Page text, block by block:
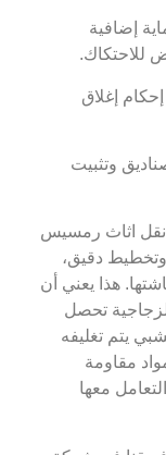
إضافية
للاحتكاك.
إغلاق
وتثبيت
اثاث رمسيس
وتخطيط دقيق،
هذا يعني أن
تحصل
يتم تغليفه
مقاومة
معها